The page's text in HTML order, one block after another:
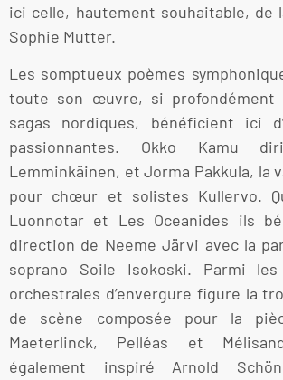
ici celle, hautement souhaitable, de
Sophie Mutter.
Les somptueux poèmes
toute son œuvre, si profondément
sagas nordiques, bénéficient ici
passionnantes. Okko Kamu
Lemminkäinen, et Jorma Pakkula, la
pour chœur et solistes Kullervo.
Luonnotar et Les Oceanides ils
direction de Neeme Järvi avec la
soprano Soile Isokoski. Parmi
orchestrales d’envergure figure la
de scène composée pour la
Maeterlinck, Pelléas et
également inspiré Arnold